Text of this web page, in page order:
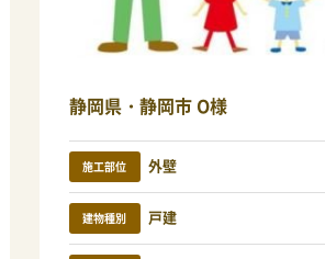
静岡県・静岡市 O様
施工部位 外壁
建物種別 戸建